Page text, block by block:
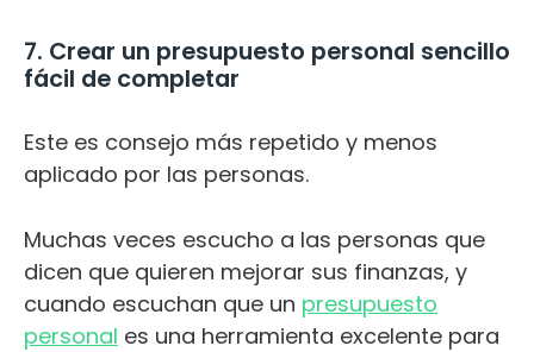
7. Crear un presupuesto personal sencillo
fácil de completar
Este es consejo más repetido y menos
aplicado por las personas.
Muchas veces escucho a las personas que
dicen que quieren mejorar sus finanzas, y
cuando escuchan que un presupuesto
personal es una herramienta excelente para